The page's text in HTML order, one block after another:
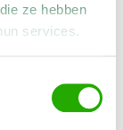
ze hebben
services.